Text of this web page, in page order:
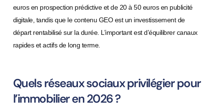
euros en prospection prédictive et de 20 à 50 euros en publicité
digitale, tandis que le contenu GEO est un investissement de
départ rentabilisé sur la durée. L’important est d’équilibrer canaux
rapides et actifs de long terme.
Quels réseaux sociaux privilégier pour
l’immobilier en 2026 ?